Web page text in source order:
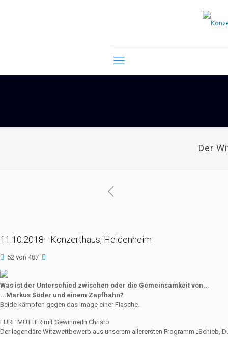
Der
11.10.2018 - Konzerthaus, Heidenheim
52 von 487
Was ist der Unterschied zwischen oder die Gemeinsamkeit von...
...Markus Söder und einem Zapfhahn?
Beide kämpfen gegen das Image einer Flasche.
EURE MÜTTER mit GewinnerIn Christo
Der legendäre Witzwettbewerb aus unserem allerersten Programm „Schieb,